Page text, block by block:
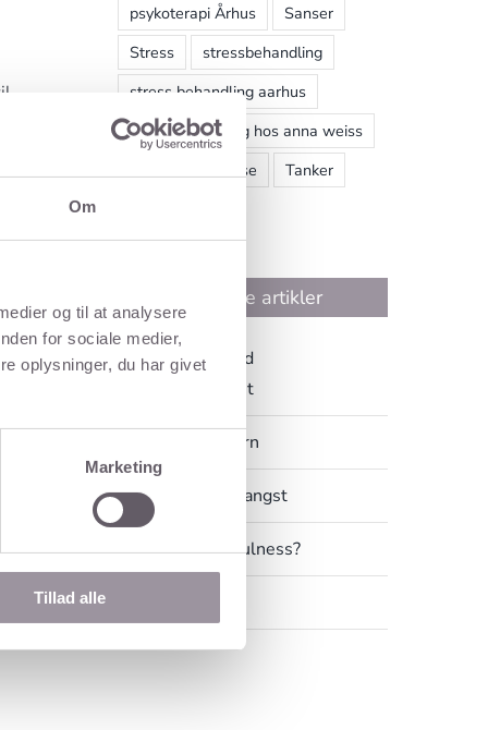
Om
og til at analysere
for sociale medier,
oplysninger, du har givet
Marketing
Tillad alle
psykoterapi Århus
Sanser
Stress
stressbehandling
stress behandling aarhus
stressbehandling hos anna weiss
stress og hypnose
Tanker
Seneste artikler
5 gode råd mod
eksamensangst
Hypnose af børn
Hypnose mod angst
Hvad er mindfulness?